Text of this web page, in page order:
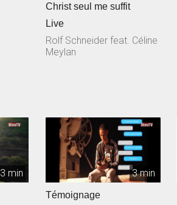
Christ seul me suffit
Live
Rolf Schneider feat. Céline
Meylan
3 min 3 min
Témoignage